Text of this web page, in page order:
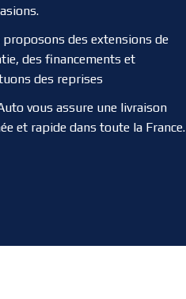
proposons des extensions de
des financements et
des reprises
vous assure une livraison
et rapide dans toute la France.